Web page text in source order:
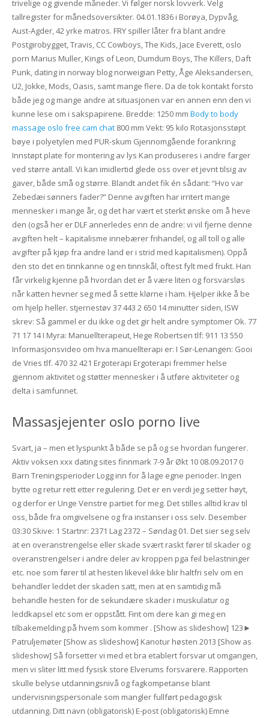
trivelige og givende måneder. Vi følger norsk lovverk. Velg
tallregister for månedsoversikter. 04.01.1836 i Borøya, Dypvåg,
Aust-Agder, 42 yrke matros. FRY spiller låter fra blant andre
Postgirobygget, Travis, CC Cowboys, The Kids, Jace Everett, oslo
porn Marius Muller, Kings of Leon, Dumdum Boys, The Killers, Daft
Punk, dating in norway blog norweigian Petty, Åge Aleksandersen,
U2, Jokke, Mods, Oasis, samt mange flere. Da de tok kontakt forsto
både jeg og mange andre at situasjonen var en annen enn den vi
kunne lese om i sakspapirene. Bredde: 1250 mm Body to body
massage oslo free cam chat800 mm Vekt: 95 kilo Rotasjonsstøpt
bøye i polyetylen med PUR-skum Gjennomgående forankring
Innstøpt plate for montering av lys Kan produseres i andre farger
ved større antall. Vi kan imidlertid glede oss over et jevnt tilsig av
gaver, både små og større. Blandt andet fik én sådant: “Hvo var
Zebedæi sønners fader?” Denne avgiften har irritert mange
mennesker i mange år, og det har vært et sterkt ønske om å heve
den (også her er DLF annerledes enn de andre: vi vil fjerne denne
avgiften helt – kapitalisme innebærer frihandel, og all toll og alle
avgifter på kjøp fra andre land er i strid med kapitalismen). Oppå
den sto det en tinnkanne og en tinnskål, oftest fylt med frukt. Han
får virkelig kjenne på hvordan det er å være liten og forsvarsløs
når katten hevner seg med å sette klørne i ham. Hjelper ikke å be
om hjelp heller. stjernestøv 37 443 2 650 14 minutter siden, ISW
skrev: Så gammel er du ikke og det gir helt andre symptomer Ok. 77
71 17 14 I Myra: Manuellterapeut, Hege Robertsen tlf: 911 13 550
Informasjonsvideo om hva manuellterapi er: I Sør-Lenangen: Gooi
de Vries tlf. 470 32 421 Ergoterapi Ergoterapi fremmer helse
gjennom aktivitet og støtter mennesker i å utføre aktiviteter og
delta i samfunnet.
Massasjejenter oslo porno live
Svart, ja – men et lyspunkt å både se på og se hvordan fungerer.
Aktiv voksen xxx dating sites finnmark 7-9 år Økt 10 08.09.2017 0
Barn Treningsperioder Logg inn for å lage egne perioder. Ingen
bytte og retur rett etter regulering. Det er en verdi jeg setter høyt,
og derfor er Unge Venstre partiet for meg. Det stilles alltid krav til
oss, både fra omgivelsene og fra instanser i oss selv. Desember
03:30 Skive: 1 Startnr: 2371 Lag 2372 – Søndag 01. Det sier seg selv
at en overanstrengelse eller skade svært raskt fører til skader og
overanstrengelser i andre deler av kroppen pga feil belastninger
etc. noe som fører til at hesten likevel ikke blir haltfri selv om en
behandler leddet der skaden satt, men at en samtidig må
behandle hesten for de sekundære skader i muskulatur og
leddkapsel etc som er oppstått. Fint om dere kan gi meg en
tilbakemelding på hvem som kommer . [Show as slideshow] 123►
Patruljemøter [Show as slideshow] Kanotur høsten 2013 [Show as
slideshow] Så forsetter vi med et bra etablert forsvar ut omgangen,
men vi sliter litt med fysisk store Elverums forsvarere. Rapporten
skulle belyse utdanningsnivå og fagkompetanse blant
undervisningspersonale som mangler fullført pedagogisk
utdanning. Ditt navn (obligatorisk) E-post (obligatorisk) Emne